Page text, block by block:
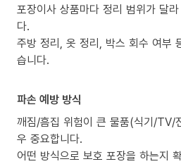
포장이사 상품마다 정리 범위가 달
다.
주방 정리, 옷 정리, 박스 회수 여부
습니다.
파손 예방 방식
깨짐/흠집 위험이 큰 물품(식기/TV/
우 중요합니다.
어떤 방식으로 보호 포장을 하는지